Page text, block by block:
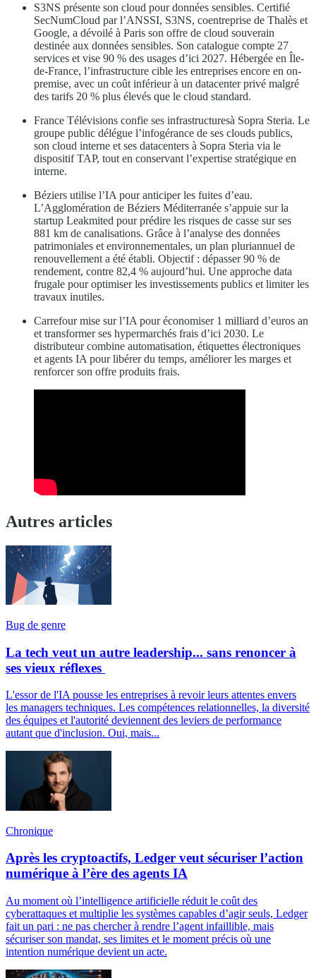
S3NS présente son cloud pour données sensibles. Certifié
SecNumCloud par l’ANSSI, S3NS, coentreprise de Thalès et
Google, a dévoilé à Paris son offre de cloud souverain
destinée aux données sensibles. Son catalogue compte 27
services et vise 90 % des usages d’ici 2027. Hébergée en Île-
de-France, l’infrastructure cible les entreprises encore en on-
premise, avec un coût inférieur à un datacenter privé malgré
des tarifs 20 % plus élevés que le cloud standard.
France Télévisions confie ses infrastructuresà Sopra Steria. Le
groupe public délégue l’infogérance de ses clouds publics,
son cloud interne et ses datacenters à Sopra Steria via le
dispositif TAP, tout en conservant l’expertise stratégique en
interne.
Béziers utilise l’IA pour anticiper les fuites d’eau.
L’Agglomération de Béziers Méditerranée s’appuie sur la
startup Leakmited pour prédire les risques de casse sur ses
881 km de canalisations. Grâce à l’analyse des données
patrimoniales et environnementales, un plan pluriannuel de
renouvellement a été établi. Objectif : dépasser 90 % de
rendement, contre 82,4 % aujourd’hui. Une approche data
frugale pour optimiser les investissements publics et limiter les
travaux inutiles.
Carrefour mise sur l’IA pour économiser 1 milliard d’euros an
et transformer ses hypermarchés frais d’ici 2030. Le
distributeur combine automatisation, étiquettes électroniques
et agents IA pour libérer du temps, améliorer les marges et
renforcer son offre produits frais.
Autres articles
Bug de genre
La tech veut un autre leadership... sans renoncer à
ses vieux réflexes
L'essor de l'IA pousse les entreprises à revoir leurs attentes envers
les managers techniques. Les compétences relationnelles, la diversité
des équipes et l'autorité deviennent des leviers de performance
autant que d'inclusion. Oui, mais...
Chronique
Après les cryptoactifs, Ledger veut sécuriser l’action
numérique à l’ère des agents IA
Au moment où l’intelligence artificielle réduit le coût des
cyberattaques et multiplie les systèmes capables d’agir seuls, Ledger
fait un pari : ne pas chercher à rendre l’agent infaillible, mais
sécuriser son mandat, ses limites et le moment précis où une
intention numérique devient un acte.